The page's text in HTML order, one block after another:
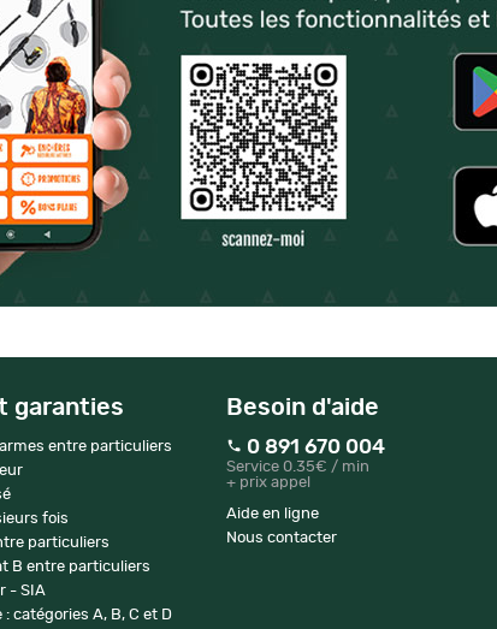
garanties
entre particuliers
fois
particuliers
B entre particuliers
- SIA
catégories A, B, C et D
Besoin d'aide
0 891 670 004
Service 0.35€ / min
+ prix appel
Aide en ligne
Nous contacter